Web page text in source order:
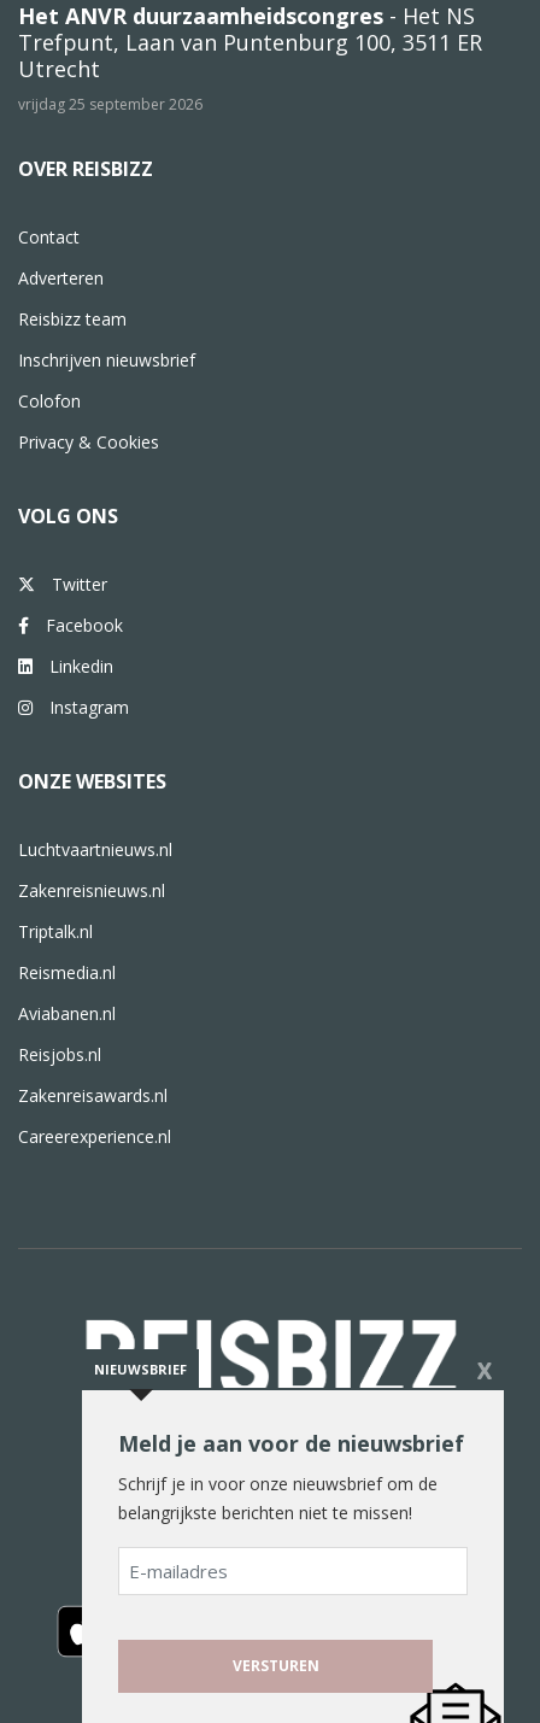
Het ANVR duurzaamheidscongres - Het NS
Trefpunt, Laan van Puntenburg 100, 3511 ER
Utrecht
vrijdag 25 september 2026
OVER REISBIZZ
Contact
Adverteren
Reisbizz team
Inschrijven nieuwsbrief
Colofon
Privacy & Cookies
VOLG ONS
Twitter
Facebook
Linkedin
Instagram
ONZE WEBSITES
Luchtvaartnieuws.nl
Zakenreisnieuws.nl
Triptalk.nl
Reismedia.nl
Aviabanen.nl
Reisjobs.nl
Zakenreisawards.nl
Careerexperience.nl
De reiswereld in woord en beeld
NIEUWSBRIEF X
Meld je aan voor de nieuwsbrief
Schrijf je in voor onze nieuwsbrief om de
belangrijkste berichten niet te missen!
E-
mailadres